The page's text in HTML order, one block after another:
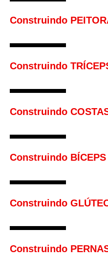
Construindo
Construindo
Construindo
Construindo
Construindo
Construindo